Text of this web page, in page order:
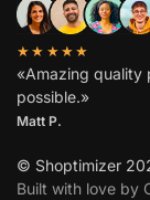
★★★★★
«Amazing quality
possible.»
Matt P.
© Shoptimizer
Built with love by